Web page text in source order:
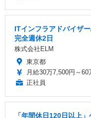
ITインフラアドバイザ
完全週休2日
株式会社ELM
東京都
月給30万7,500円～60
正社員
「年間休日120日以上